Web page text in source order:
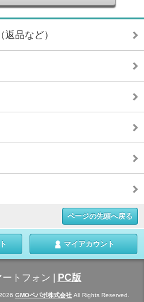
品など）
ページの先頭へ戻る
マイアカウント
ートフォン PC版
GMOペパボ株式会社 All Rights Reserved.